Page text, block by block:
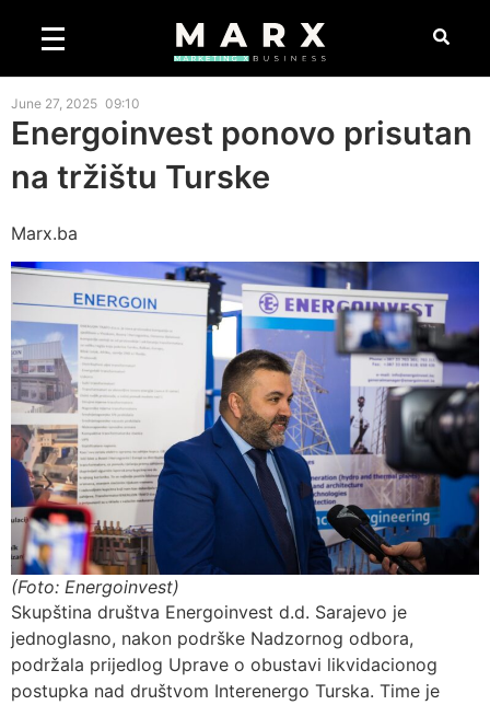
June 27, 2025 09:10
Energoinvest ponovo prisutan
na tržištu Turske
Marx.ba
(Foto: Energoinvest)
Skupština društva Energoinvest d.d. Sarajevo je
jednoglasno, nakon podrške Nadzornog odbora,
podržala prijedlog Uprave o obustavi likvidacionog
postupka nad društvom Interenergo Turska. Time je